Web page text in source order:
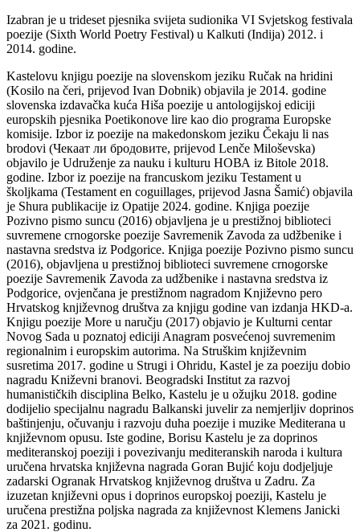
Izabran je u trideset pjesnika svijeta sudionika VI Svjetskog festivala
poezije (Sixth World Poetry Festival) u Kalkuti (Indija) 2012. i
2014. godine.
Kastelovu knjigu poezije na slovenskom jeziku Ručak na hridini
(Kosilo na čeri, prijevod Ivan Dobnik) objavila je 2014. godine
slovenska izdavačka kuća Hiša poezije u antologijskoj ediciji
europskih pjesnika Poetikonove lire kao dio programa Europske
komisije. Izbor iz poezije na makedonskom jeziku Čekaju li nas
brodovi (Чекаат ли бродовите, prijevod Lenče Miloševska)
objavilo je Udruženje za nauku i kulturu НОВА iz Bitole 2018.
godine. Izbor iz poezije na francuskom jeziku Testament u
školjkama (Testament en coguillages, prijevod Jasna Šamić) objavila
je Shura publikacije iz Opatije 2024. godine. Knjiga poezije
Pozivno pismo suncu (2016) objavljena je u prestižnoj biblioteci
suvremene crnogorske poezije Savremenik Zavoda za udžbenike i
nastavna sredstva iz Podgorice. Knjiga poezije Pozivno pismo suncu
(2016), objavljena u prestižnoj biblioteci suvremene crnogorske
poezije Savremenik Zavoda za udžbenike i nastavna sredstva iz
Podgorice, ovjenčana je prestižnom nagradom Književno pero
Hrvatskog književnog društva za knjigu godine van izdanja HKD-a.
Knjigu poezije More u naručju (2017) objavio je Kulturni centar
Novog Sada u poznatoj ediciji Anagram posvećenoj suvremenim
regionalnim i europskim autorima. Na Struškim književnim
susretima 2017. godine u Strugi i Ohridu, Kastel je za poeziju dobio
nagradu Kniževni branovi. Beogradski Institut za razvoj
humanističkih disciplina Belko, Kastelu je u ožujku 2018. godine
dodijelio specijalnu nagradu Balkanski juvelir za nemjerljiv doprinos
baštinjenju, očuvanju i razvoju duha poezije i muzike Mediterana u
književnom opusu. Iste godine, Borisu Kastelu je za doprinos
mediteranskoj poeziji i povezivanju mediteranskih naroda i kultura
uručena hrvatska književna nagrada Goran Bujić koju dodjeljuje
zadarski Ogranak Hrvatskog književnog društva u Zadru. Za
izuzetan književni opus i doprinos europskoj poeziji, Kastelu je
uručena prestižna poljska nagrada za književnost Klemens Janicki
za 2021. godinu.